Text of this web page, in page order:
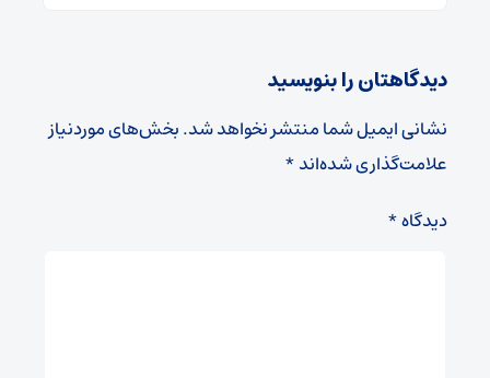
دیدگاهتان را بنویسید
نشانی ایمیل شما منتشر نخواهد شد.بخش‌های موردنیاز
علامت‌گذاری شده‌اند*
دیدگاه*